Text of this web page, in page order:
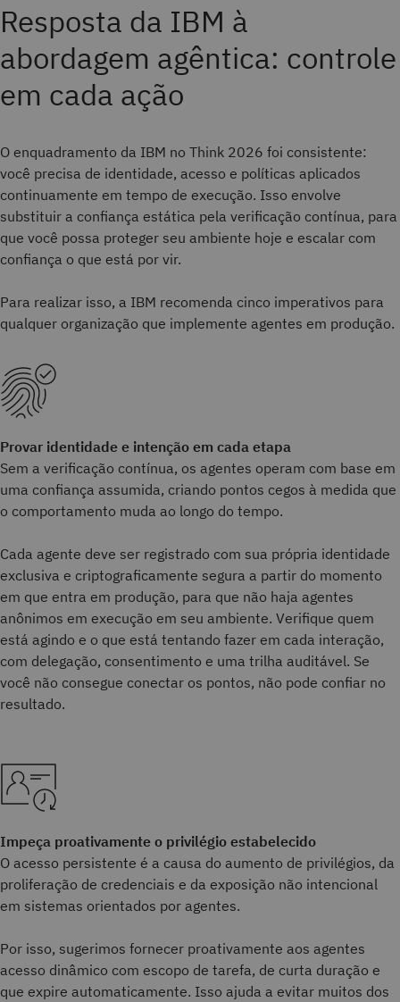
Resposta da IBM à
abordagem agêntica: controle
em cada ação
O enquadramento da IBM no Think 2026 foi consistente:
você precisa de identidade, acesso e políticas aplicados
continuamente em tempo de execução. Isso envolve
substituir a confiança estática pela verificação contínua, para
que você possa proteger seu ambiente hoje e escalar com
confiança o que está por vir.
Para realizar isso, a IBM recomenda cinco imperativos para
qualquer organização que implemente agentes em produção.
Provar identidade e intenção em cada etapa
Sem a verificação contínua, os agentes operam com base em
uma confiança assumida, criando pontos cegos à medida que
o comportamento muda ao longo do tempo.
Cada agente deve ser registrado com sua própria identidade
exclusiva e criptograficamente segura a partir do momento
em que entra em produção, para que não haja agentes
anônimos em execução em seu ambiente. Verifique quem
está agindo e o que está tentando fazer em cada interação,
com delegação, consentimento e uma trilha auditável. Se
você não consegue conectar os pontos, não pode confiar no
resultado.
Impeça proativamente o privilégio estabelecido
O acesso persistente é a causa do aumento de privilégios, da
proliferação de credenciais e da exposição não intencional
em sistemas orientados por agentes.
Por isso, sugerimos fornecer proativamente aos agentes
acesso dinâmico com escopo de tarefa, de curta duração e
que expire automaticamente. Isso ajuda a evitar muitos dos